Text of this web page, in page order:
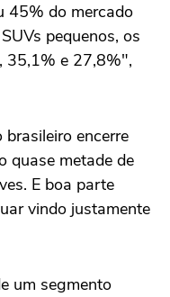
45% do mercado
pequenos, os
35,1% e 27,8%",
encerre
quase metade de
E boa parte
vindo justamente
um segmento